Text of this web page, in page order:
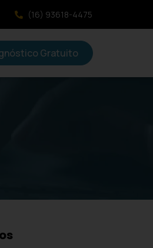
(16) 93618-4475
Gratuito